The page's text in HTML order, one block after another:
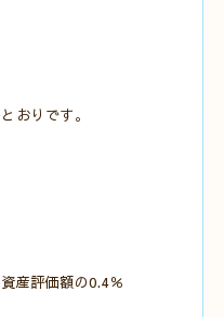
おりです。
産評価額の0.4％